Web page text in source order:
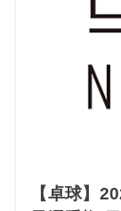
【卓球】